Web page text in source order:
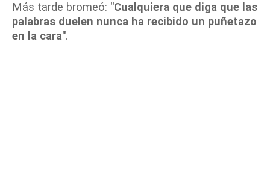
Más tarde bromeó: "Cualquiera que diga que las
palabras duelen nunca ha recibido un puñetazo
en la cara".